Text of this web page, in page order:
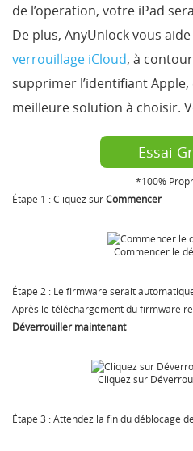
de l’operation, votre iPad
De plus, AnyUnlock vous
verrouillage iCloud, à
supprimer l’identifiant
meilleure solution à choisir.
Essai
*100%
Étape 1 : Cliquez surCommencer
Commencer le
Étape 2 : Le firmware serait
Après le téléchargement du firmware
Déverrouiller maintenant
Cliquez sur
Étape 3 : Attendez la fin du déblocage